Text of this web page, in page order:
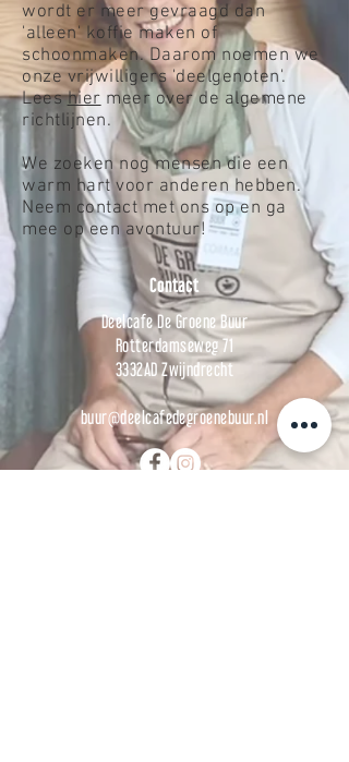
wordt er meer gevraagd dan
'alleen' koffie maken of
schoonmaken. Daarom noemen we
onze vrijwilligers 'deelgenoten'.
Leeshiermeer over de algemene
richtlijnen.
We zoeken nog mensen die een
warm hart voor anderen hebben.
Neem contact met ons op en ga
mee op een avontuur!
Contact
Deelcafe De Groene Buur
Rotterdamseweg 71
3332AD Zwijndrecht
buur@deelcafedegroenebuur.nl